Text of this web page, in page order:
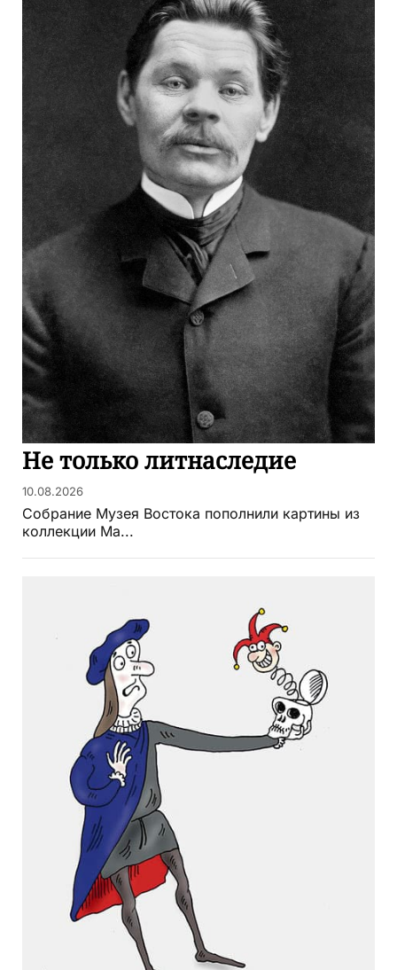
Не только литнаследие
10.08.2026
Собрание Музея Востока пополнили картины из
коллекции Ма...